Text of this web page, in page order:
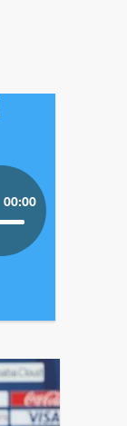
00:00